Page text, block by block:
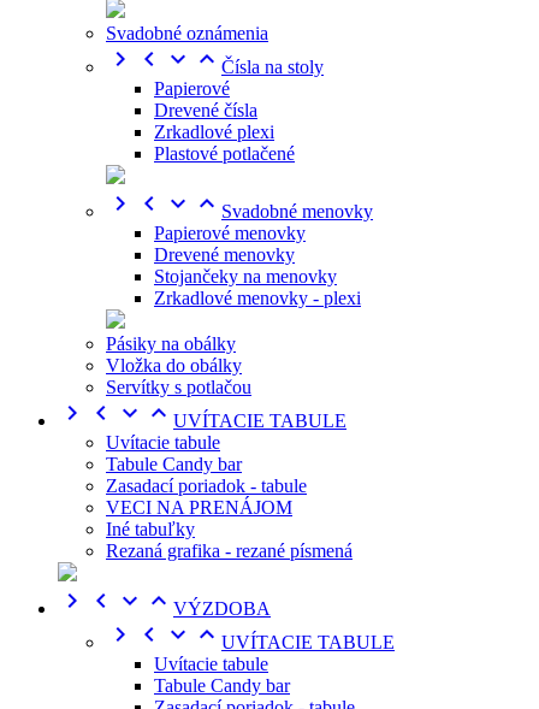
Svadobné oznámenia
    Čísla na stoly
Papierové
Drevené čísla
Zrkadlové plexi
Plastové potlačené
    Svadobné menovky
Papierové menovky
Drevené menovky
Stojančeky na menovky
Zrkadlové menovky - plexi
Pásiky na obálky
Vložka do obálky
Servítky s potlačou
    UVÍTACIE TABULE
Uvítacie tabule
Tabule Candy bar
Zasadací poriadok - tabule
VECI NA PRENÁJOM
Iné tabuľky
Rezaná grafika - rezané písmená
    VÝZDOBA
    UVÍTACIE TABULE
Uvítacie tabule
Tabule Candy bar